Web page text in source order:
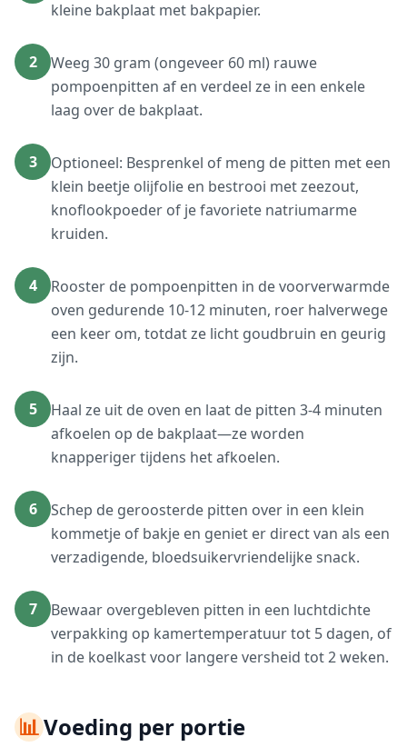
kleine bakplaat met bakpapier.
2
Weeg 30 gram (ongeveer 60 ml) rauwe
pompoenpitten af en verdeel ze in een enkele
laag over de bakplaat.
3
Optioneel: Besprenkel of meng de pitten met een
klein beetje olijfolie en bestrooi met zeezout,
knoflookpoeder of je favoriete natriumarme
kruiden.
4
Rooster de pompoenpitten in de voorverwarmde
oven gedurende 10-12 minuten, roer halverwege
een keer om, totdat ze licht goudbruin en geurig
zijn.
5
Haal ze uit de oven en laat de pitten 3-4 minuten
afkoelen op de bakplaat—ze worden
knapperiger tijdens het afkoelen.
6
Schep de geroosterde pitten over in een klein
kommetje of bakje en geniet er direct van als een
verzadigende, bloedsuikervriendelijke snack.
7
Bewaar overgebleven pitten in een luchtdichte
verpakking op kamertemperatuur tot 5 dagen, of
in de koelkast voor langere versheid tot 2 weken.
📊Voeding per portie